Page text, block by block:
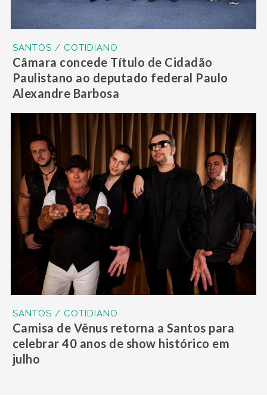
SANTOS / COTIDIANO
Câmara concede Título de Cidadão
Paulistano ao deputado federal Paulo
Alexandre Barbosa
SANTOS / COTIDIANO
Camisa de Vênus retorna a Santos para
celebrar 40 anos de show histórico em
julho